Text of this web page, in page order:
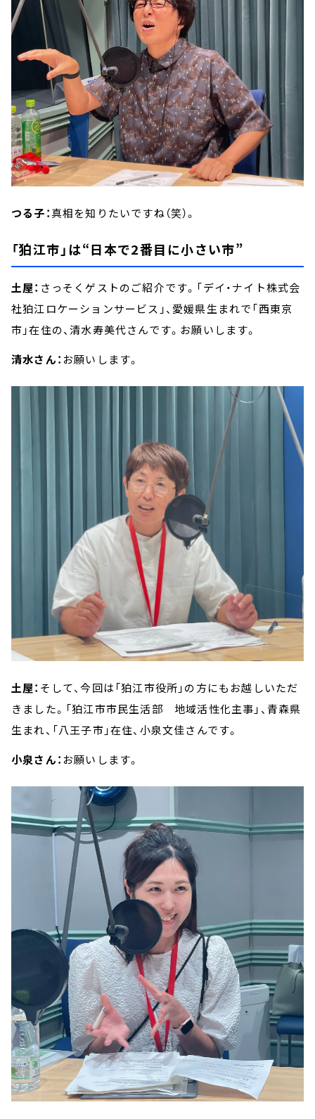
つる子：真相を知りたいですね（笑）。
「狛江市」は“日本で2番目に小さい市”
土屋： さっそくゲストのご紹介です。「デイ・ナイト株式会
社狛江ロケーションサービス」、愛媛県生まれで「西東京
市」在住の、清水寿美代さんです。お願いします。
清水さん： お願いします。
土屋： そして、今回は「狛江市役所」の方にもお越しいただ
きました。「狛江市市民生活部 地域活性化主事」、青森県
生まれ、「八王子市」在住、小泉文佳さんです。
小泉さん： お願いします。